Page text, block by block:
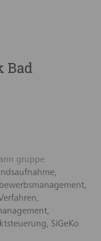
Bad
gruppe
SiGeKo